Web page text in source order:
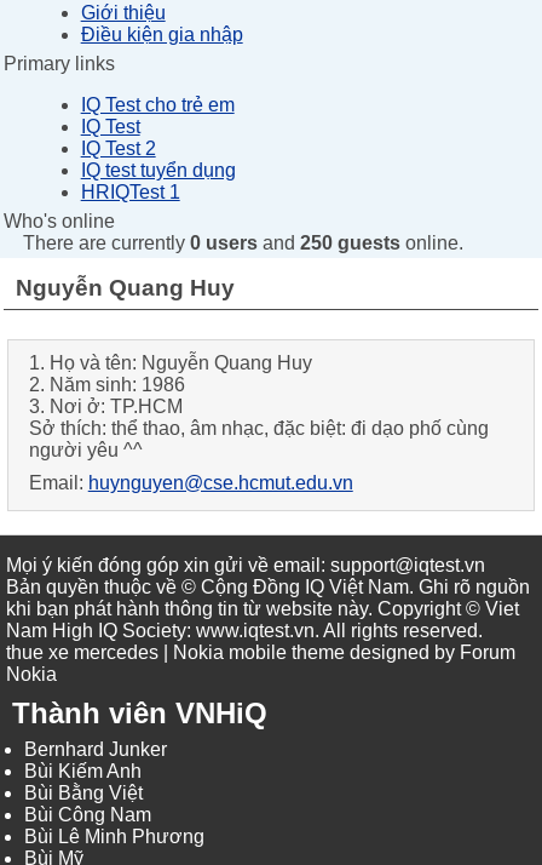
Giới thiệu
Điều kiện gia nhập
Primary links
IQ Test cho trẻ em
IQ Test
IQ Test 2
IQ test tuyển dụng
HRIQTest 1
Who's online
There are currently 0 usersand 250 guestsonline.
Nguyễn Quang Huy
1. Họ và tên: Nguyễn Quang Huy
2. Năm sinh: 1986
3. Nơi ở: TP.HCM
Sở thích: thể thao, âm nhạc, đặc biệt: đi dạo phố cùng
người yêu ^^
Email: huynguyen@cse.hcmut.edu.vn
Mọi ý kiến đóng góp xin gửi về email: support@iqtest.vn
Bản quyền thuộc về © Cộng Đồng IQ Việt Nam. Ghi rõ nguồn
khi bạn phát hành thông tin từ website này. Copyright © Viet
Nam High IQ Society: www.iqtest.vn. All rights reserved.
thue xe mercedes | Nokia mobile theme designed by Forum
Nokia
Thành viên VNHiQ
Bernhard Junker
Bùi Kiếm Anh
Bùi Bằng Việt
Bùi Công Nam
Bùi Lê Minh Phương
Bùi Mỹ